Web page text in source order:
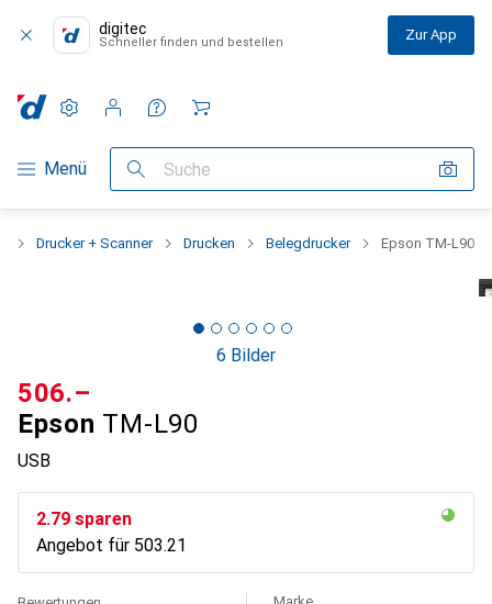
digitec
Schneller finden und bestellen Zur App
Navigation nach Kategorien
Menü Suche
Einstellungen
Kundenkonto
Vergleichslisten
Merklisten
Warenkorb
Drucker + Scanner Drucken Belegdrucker Epson TM-L90
6 Bilder
Epson TM-L90
USB
CHF
506.–
CHF
2.79 sparen
Angebot für CHF
503.21